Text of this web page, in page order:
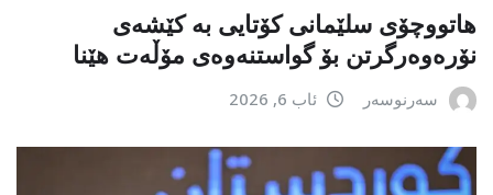
هاتووچۆی سلێمانی کۆتایی بە کێشەی
نۆرەوەرگرتن بۆ گواستنەوەی مۆڵەت هێنا
سەرنوسەر ئاب 6, 2026